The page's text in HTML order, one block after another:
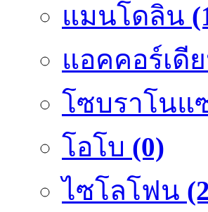
แมนโดลิน
แอคคอร์เดี
โซบราโน
โอโบ (0)
ไซโลโฟน